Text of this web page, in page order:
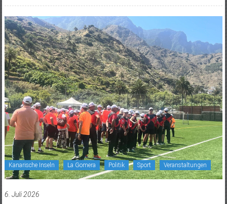
Kanarische Inseln La Gomera Politik Sport Veranstaltungen
6. Juli 2026